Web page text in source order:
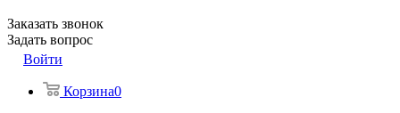
Заказать звонок
Задать вопрос
Войти
Корзина0